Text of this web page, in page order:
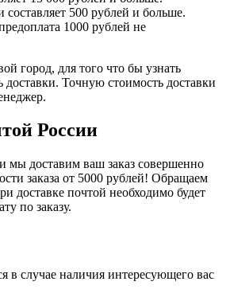
500 рублей и больше.
1000 рублей не
город, для того что бы узнать
Точную стоимость доставки
России
мы доставим ваш заказ совершенно
заказа от 5000 рублей! Обращаем
доставке почтой необходимо будет
по заказу.
в случае наличия интересующего вас